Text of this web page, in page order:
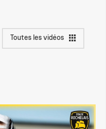
Toutes les vidéos